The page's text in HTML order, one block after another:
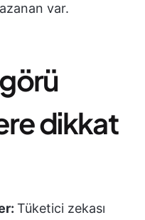
var.
dikkat
Tüketici zekası